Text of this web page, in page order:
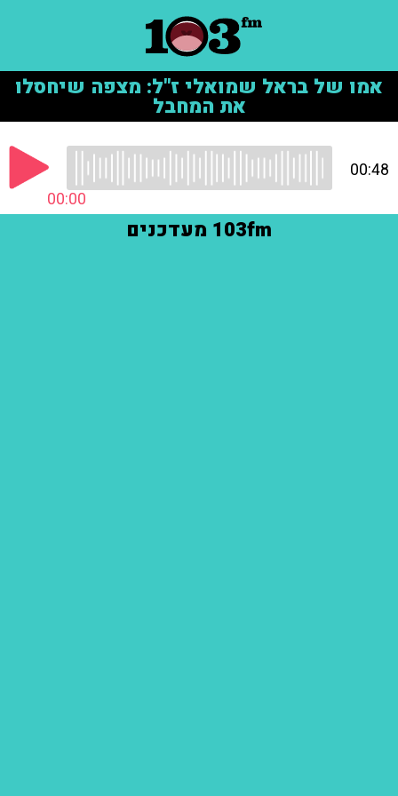
אמו של בראל שמואלי ז"ל: מצפה שיחסלו
את המחבל
00:00
00:48
103fm מעדכנים